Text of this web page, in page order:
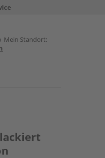
Mein Standort: